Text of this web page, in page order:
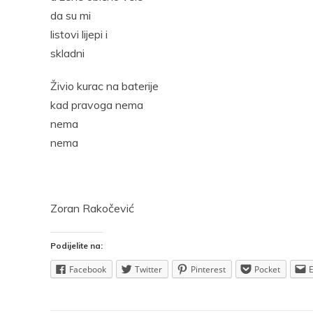
da su mi
listovi lijepi i
skladni
Živio kurac na baterije
kad pravoga nema
nema
nema
Zoran Rakočević
Podijelite na:
Facebook Twitter Pinterest Pocket